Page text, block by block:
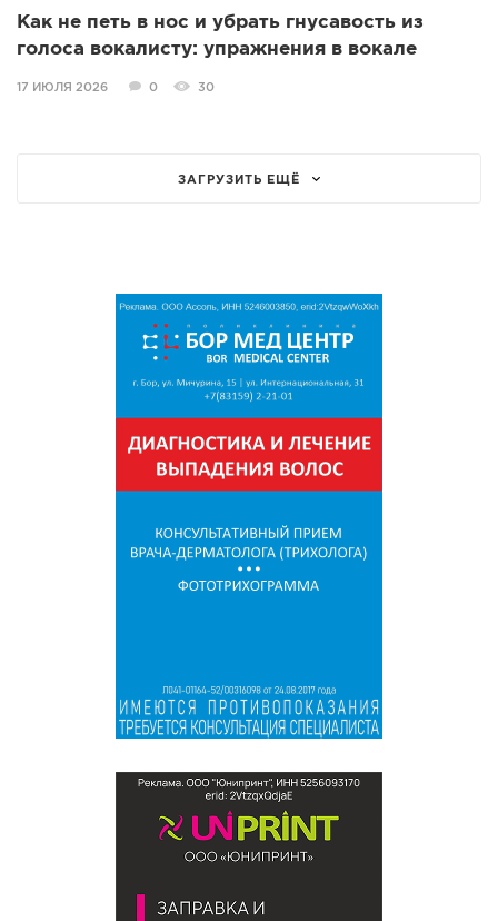
Как не петь в нос и убрать гнусавость из
голоса вокалисту: упражнения в вокале
17 ИЮЛЯ 2026 0 30
ЗАГРУЗИТЬ ЕЩЁ